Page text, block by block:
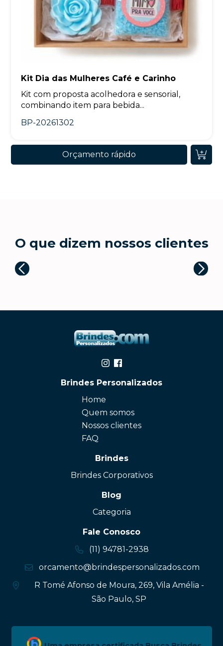
Kit Dia das Mulheres Café e Carinho
Kit com proposta acolhedora e sensorial,
combinando item para bebida...
BP-20261302
Orçamento rápido
O que dizem nossos clientes
Brindes Personalizados
Home
Quem somos
Nossos clientes
FAQ
Brindes
Brindes Corporativos
Blog
Categoria
Fale Conosco
(11) 94781-2938
orcamento@brindespersonalizados.com
R Tomé Afonso de Moura, 269, Vila Amélia -
São Paulo, SP